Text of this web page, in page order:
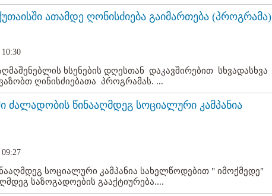
ათამდე ღონისძიება გაიმართება (პროგრამა)
ხსენების დღესთან დაკავშირებით სხვადასხვა
ღინისძიებათა პროგრამას. ...
ძალადობის წინააღმდეგ სოციალური კამპანია
სოციალური კამპანია სახელწოდებით " იმოქმედე"
საზოგადოების გააქტიურება....